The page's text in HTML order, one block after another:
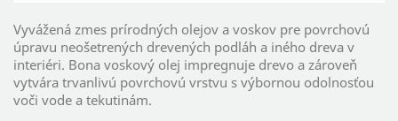
Vyvážená zmes prírodných olejov a voskov pre povrchovú
úpravu neošetrených drevených podláh a iného dreva v
interiéri. Bona voskový olej impregnuje drevo a zároveň
vytvára trvanlivú povrchovú vrstvu s výbornou odolnosťou
voči vode a tekutinám.